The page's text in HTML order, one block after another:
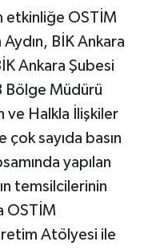
etkinliğe OSTİM
BİK Ankara
Ankara Şubesi
Bölge Müdürü
ve Halkla İlişkiler
sayıda basın
yapılan
temsilcilerinin
OSTİM
Atölyesi ile